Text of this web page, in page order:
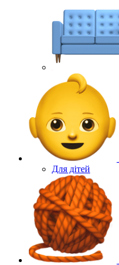
Для дітей